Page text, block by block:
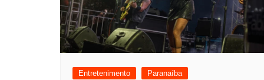
Entretenimento
Paranaíba